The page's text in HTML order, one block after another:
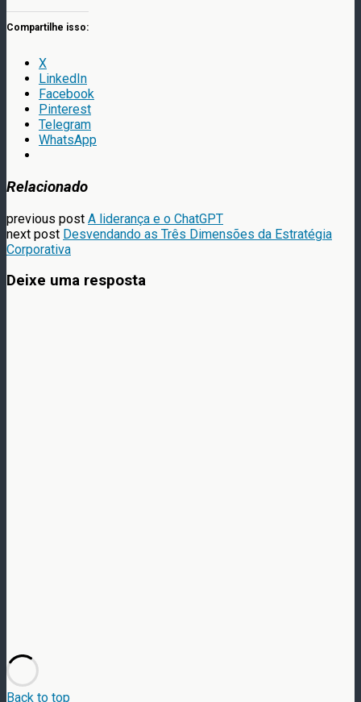
Compartilhe isso:
X
LinkedIn
Facebook
Pinterest
Telegram
WhatsApp
Relacionado
previous post A liderança e o ChatGPT
next post Desvendando as Três Dimensões da Estratégia
Corporativa
Deixe uma resposta
Back to top